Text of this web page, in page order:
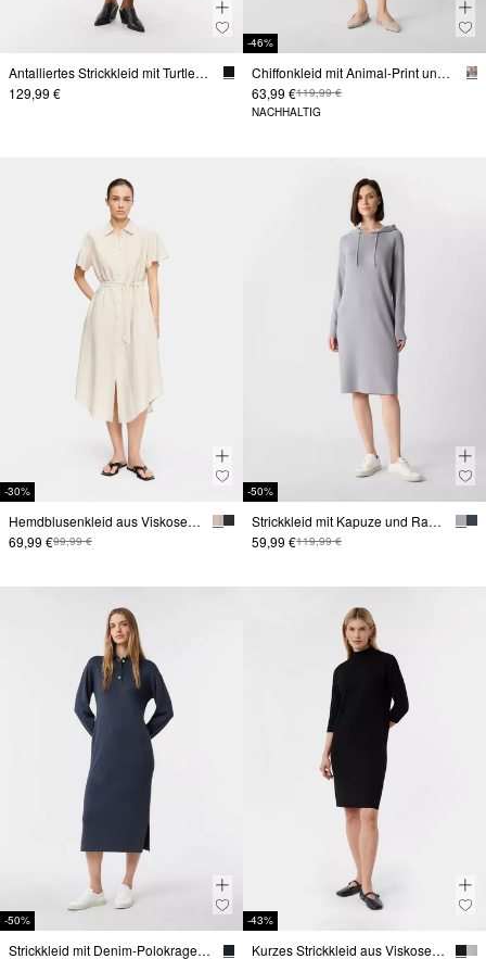
Antalliertes Strickkleid mit Turtleneck und seitlichen Schlitzen
129,99 €
-46%
Chiffonkleid mit Animal-Print und Volant-Details
63,99 €119,99 €
NACHHALTIG
-30%
Hemdblusenkleid aus Viskoseleinenmix
69,99 €99,99 €
-50%
Strickkleid mit Kapuze und Raglanärmeln
59,99 €119,99 €
-50%
Strickkleid mit Denim-Polokragen und überschnittenen Schultern
-43%
Kurzes Strickkleid aus Viskosemix mit überschnittenen Schultern